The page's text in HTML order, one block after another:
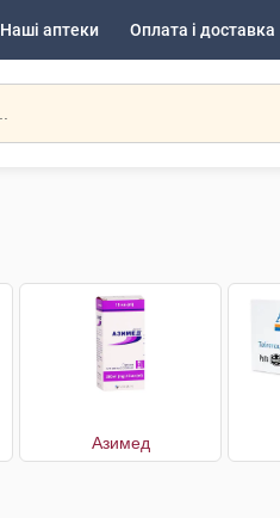
Наші аптеки Оплата і доставка
Азимед